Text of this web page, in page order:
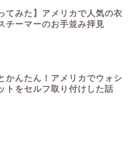
てみた】アメリカで人気の衣
チーマーのお手並み拝見
かんたん！アメリカでウォシ
トをセルフ取り付けした話